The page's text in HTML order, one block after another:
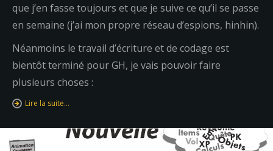
que j’en fasse toujours et que je suive ce qu’il se passe
en semaine (j’ai mon propre réseau d’espions, hinhin).
Néanmoins le travail d’écriture et de codage est
bientôt terminé pour GH, je vais pouvoir faire
plusieurs choses :
Lire la suite…